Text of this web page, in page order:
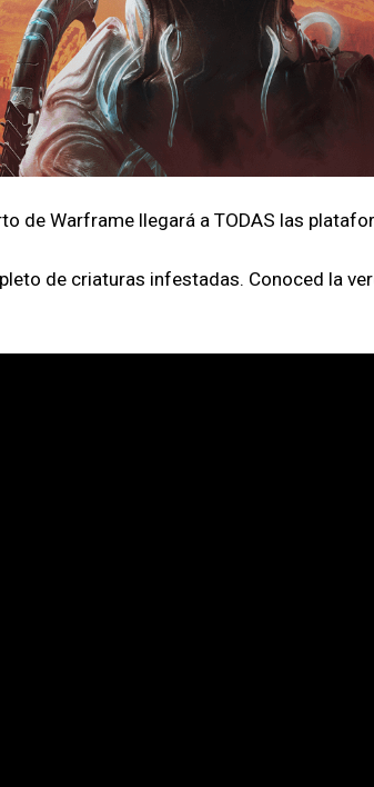
de Warframe llegará a TODAS las
de criaturas infestadas. Conoced la